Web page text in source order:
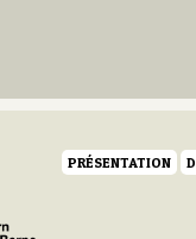
PRÉSENTATION